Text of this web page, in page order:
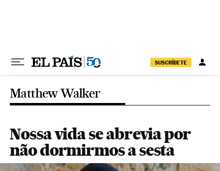
SUSCRÍBETE
Matthew Walker
Nossa vida se abrevia por
não dormirmos a sesta